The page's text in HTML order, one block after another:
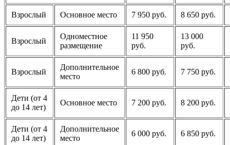
Взрослый Основное место 7 950 руб. 8 650 руб.
Взрослый
Одноместное
размещение
11 950
руб.
13 000
руб.
Взрослый
Дополнительное
место
6 800 руб. 7 750 руб.
Дети (от 4
до 14 лет)
Основное место 7 200 руб. 8 200 руб.
Дети (от 4
до 14 лет)
Дополнительное
место
6 000 руб. 6 850 руб.